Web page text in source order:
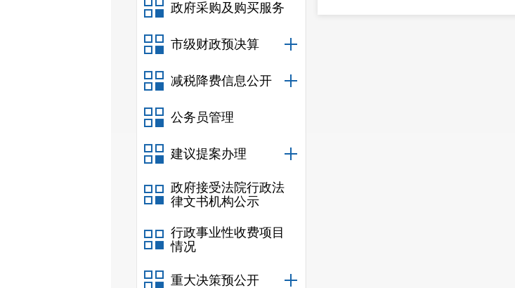
政府采购及购买服务
市级财政预决算
减税降费信息公开
公务员管理
建议提案办理
政府接受法院行政法
律文书机构公示
行政事业性收费项目
情况
重大决策预公开